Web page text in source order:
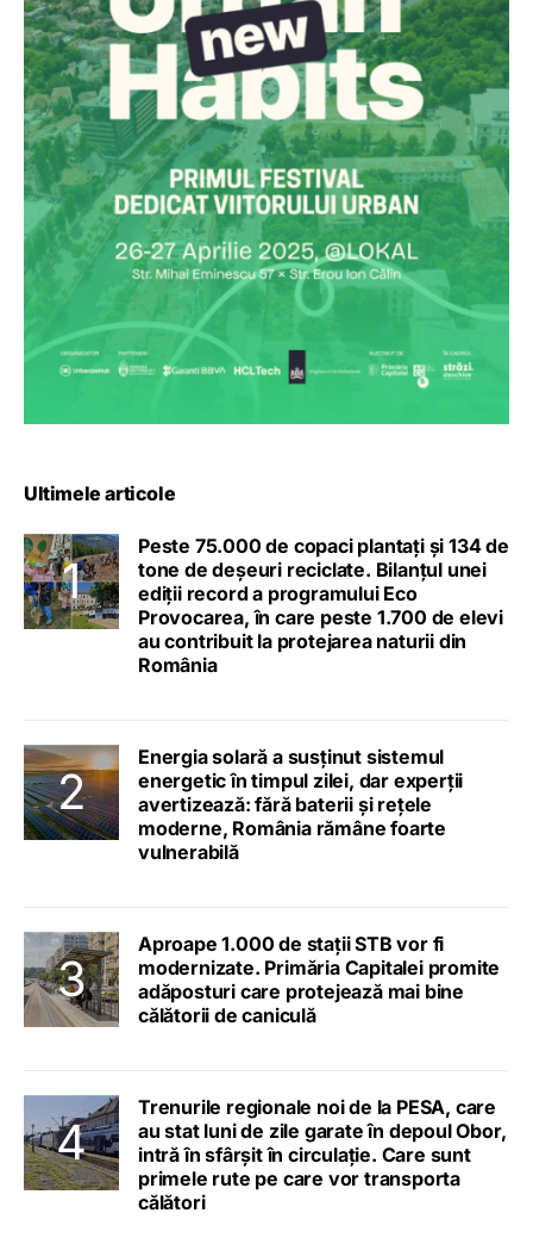
Ultimele articole
Peste 75.000 de copaci plantați și 134 de
tone de deșeuri reciclate. Bilanțul unei
ediții record a programului Eco
Provocarea, în care peste 1.700 de elevi
au contribuit la protejarea naturii din
România
Energia solară a susținut sistemul
energetic în timpul zilei, dar experții
avertizează: fără baterii și rețele
moderne, România rămâne foarte
vulnerabilă
Aproape 1.000 de stații STB vor fi
modernizate. Primăria Capitalei promite
adăposturi care protejează mai bine
călătorii de caniculă
Trenurile regionale noi de la PESA, care
au stat luni de zile garate în depoul Obor,
intră în sfârșit în circulație. Care sunt
primele rute pe care vor transporta
călători